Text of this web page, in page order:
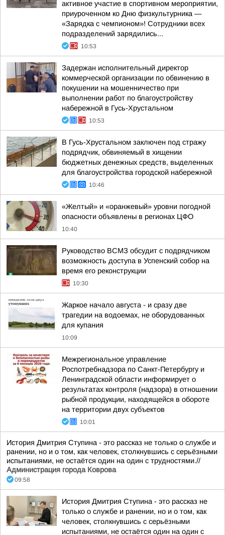
активное участие в спортивном мероприятии,
приуроченном ко Дню физкультурника —
«Зарядка с чемпионом»! Сотрудники всех
подразделений зарядились...
10:53
Задержан исполнительный директор
коммерческой организации по обвинению в
покушении на мошенничество при
выполнении работ по благоустройству
набережной в Гусь-Хрустальном
10:53
В Гусь-Хрустальном заключен под стражу
подрядчик, обвиняемый в хищении
бюджетных денежных средств, выделенных
для благоустройства городской набережной
10:46
«Желтый» и «оранжевый» уровни погодной
опасности объявлены в регионах ЦФО
10:40
Руководство ВСМЗ обсудит с подрядчиком
возможность доступа в Успенский собор на
время его реконструкции
10:30
Жаркое начало августа - и сразу две
трагедии на водоемах, не оборудованных
для купания
10:09
Межрегиональное управление
Роспотребнадзора по Санкт-Петербургу и
Ленинградской области информирует о
результатах контроля (надзора) в отношении
рыбной продукции, находящейся в обороте
на территории двух субъектов
10:01
История Дмитрия Ступина - это рассказ не только о службе и
ранении, но и о том, как человек, столкнувшись с серьёзными
испытаниями, не остаётся один на один с трудностями.//
Администрация города Коврова
09:58
История Дмитрия Ступина - это рассказ не
только о службе и ранении, но и о том, как
человек, столкнувшись с серьёзными
испытаниями, не остаётся один на один с